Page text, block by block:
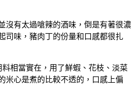
沒有太過嗆辣的酒味，倒是有著很濃
司味，豬肉丁的份量和口感都很扎
相當實在，用了鮮蝦、花枝、淡菜
米心是煮的比較不透的，口感上偏